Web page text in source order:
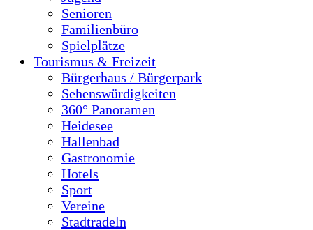
Senioren
Familienbüro
Spielplätze
Tourismus & Freizeit
Bürgerhaus / Bürgerpark
Sehenswürdigkeiten
360° Panoramen
Heidesee
Hallenbad
Gastronomie
Hotels
Sport
Vereine
Stadtradeln